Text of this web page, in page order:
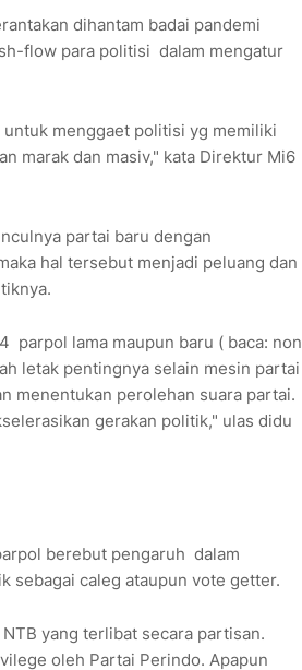
dihantam badai pandemi
flow para politisi dalam mengatur
menggaet politisi yg memiliki
marak dan masiv," kata Direktur Mi6
partai baru dengan
hal tersebut menjadi peluang dan
parpol lama maupun baru ( baca: non
letak pentingnya selain mesin partai
menentukan perolehan suara partai.
gerakan politik," ulas didu
berebut pengaruh dalam
sebagai caleg ataupun vote getter.
yang terlibat secara partisan.
oleh Partai Perindo. Apapun